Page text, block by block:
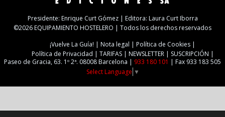
Presidente: Enrique Curt Gómez | Editora: Laura Curt Iborra
©2026 EQUIPAMIENTO HOSTELERO | Todos los derechos reservados
¡Vuelve La Guía!
Nota legal
Política de Cookies
Política de Privacidad
TARIFAS NEWSLETTER
SUSCRIPCIÓN
Paseo de Gracia, 63. 1º 2ª. 08008 Barcelona | 933 180 101 | Fax 933 183 505
Select Language ▼